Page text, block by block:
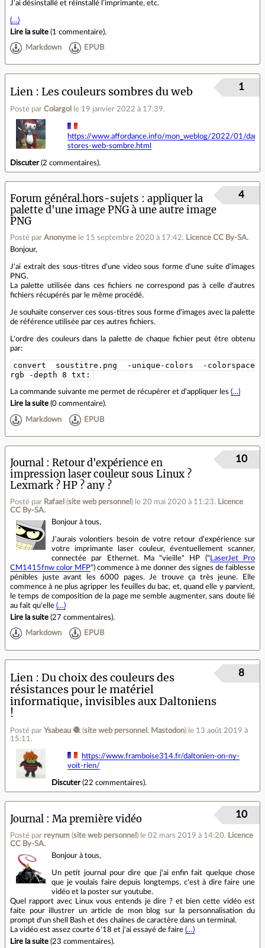
J’ai désinstallé et réinstallé l’imprimante, etc.
(…)
Lire la suite (1 commentaire).
Markdown EPUB
Lien Les couleurs sombres du web
Posté par Colargol le 19 janvier 2022 à 17:39.
1
https://www.affordance.info/mon_weblog/2022/01/dark-
stores-web-sombre.html
Discuter(2 commentaires).
Forum général.hors-sujets
appliquer la
palette d'une image PNG à une autre image
PNG
Posté par Anonyme le 15 septembre 2020 à 17:42. Licence CC By‑SA.
4
Bonjour,
J'ai extrait des sous-titres d'une video sous forme d'une suite d'images
PNG.
La palette utilisée dans ces fichiers ne correspond pas à celle d'autres
fichiers récupérés par le même procédé.
Je souhaite conserver ces sous-titres sous forme d'images avec la palette
de référence utilisée par ces autres fichiers.
L'ordre des couleurs dans la palette de chaque fichier peut être obtenu
par:
convert soustitre.png -unique-colors -colorspace
rgb -depth 8 txt:
La commande suivante me permet de récupérer et d'appliquer les (…)
Lire la suite (0 commentaire).
Markdown EPUB
Journal
Retour d'expérience en
impression laser couleur sous Linux ?
Lexmark ? HP ? any ?
Posté par Rafael (site web personnel ) le 20 mai 2020 à 11:23. Licence
CC By‑SA.
10
Bonjour à tous,
J'aurais volontiers besoin de votre retour d'expérience sur
votre imprimante laser couleur, éventuellement scanner,
connectée par Ethernet. Ma "vieille" HP (" LaserJet Pro
CM1415fnw color MFP") commence à me donner des signes de faiblesse
pénibles juste avant les 6000 pages. Je trouve ça très jeune. Elle
commence à ne plus agripper les feuilles du bac, et, quand elle y parvient,
le temps de composition de la page me semble augmenter, sans doute lié
au fait qu'elle (…)
Lire la suite (27 commentaires).
Markdown EPUB
Lien
Du choix des couleurs des
résistances pour le matériel
informatique, invisibles aux Daltoniens
!
Posté par Ysabeau 🧶 (site web personnel , Mastodon) le 13 août 2019 à
15:11 .
8
https://www.framboise314.fr/daltonien-on-ny-
voit-rien/
Discuter(22 commentaires).
Journal Ma première vidéo
Posté par reynum (site web personnel ) le 02 mars 2019 à 14:20. Licence
CC By‑SA.
10
Bonjour à tous,
Un petit journal pour dire que j'ai enfin fait quelque chose
que je voulais faire depuis longtemps, c'est à dire faire une
vidéo et la poster sur youtube.
Quel rapport avec Linux vous entends je dire ? et bien cette vidéo est
faite pour illustrer un article de mon blog sur la personnalisation du
prompt d'un shell Bash et des chaînes de caractère dans un terminal.
La vidéo est assez courte 6'18 et j'ai essayé de faire (…)
Lire la suite (23 commentaires).